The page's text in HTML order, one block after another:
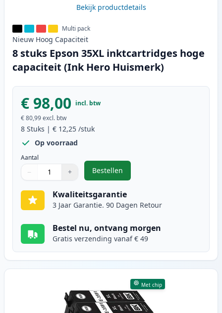
Bekijk productdetails
Multi pack
Nieuw Hoog Capaciteit
8 stuks Epson 35XL inktcartridges hoge
capaciteit (Ink Hero Huismerk)
€ 98,00 incl. btw
€ 80,99excl. btw
8 Stuks | € 12,25 /stuk
Op voorraad
Aantal
Gebruik de knoppen om aan te passen
− +
1
Bestellen
,8 stuks Epson 35XL
Kwaliteitsgarantie
3 Jaar Garantie. 90 Dagen Retour
Bestel nu, ontvang morgen
Gratis verzending vanaf € 49
Met chip